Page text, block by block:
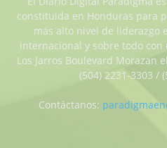
constituida en Honduras para
más alto nivel de liderazgo
internacional y sobre todo con
Los Jarros Boulevard Morazan
(504) 2231-3303 /
Contáctanos: